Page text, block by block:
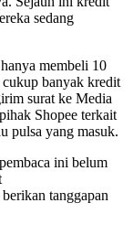
sedang
membeli 10
banyak kredit
surat ke Media
Shopee terkait
pulsa yang masuk.
ini belum
tanggapan